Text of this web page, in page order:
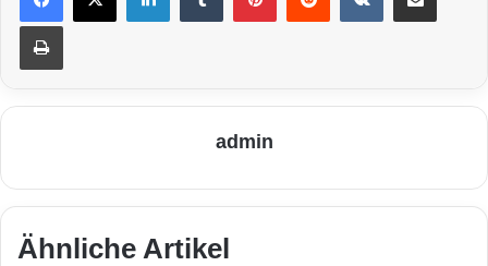
Drucken
admin
Ähnliche Artikel